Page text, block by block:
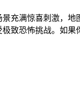
充满惊喜刺激，地
致恐怖挑战。如果